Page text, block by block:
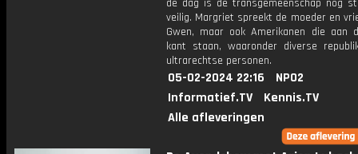
de dag is de transgemeenschap nog
veilig. Margriet spreekt de moeder en
Gwen, maar ook Amerikanen die aan
kant staan, waaronder diverse
ultrarechtse personen.
05-02-2024 22:16
NPO2
Informatief.TV
Kennis.TV
Alle afleveringen